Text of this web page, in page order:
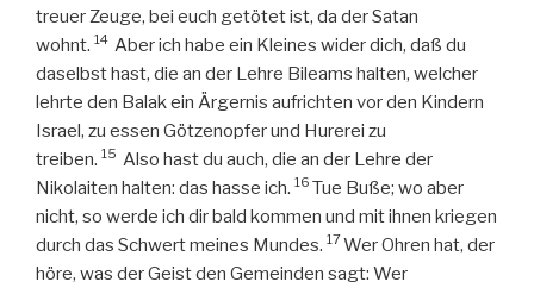
treuer Zeuge, bei euch getötet ist, da der Satan
wohnt. 14 Aber ich habe ein Kleines wider dich, daß du
daselbst hast, die an der Lehre Bileams halten, welcher
lehrte den Balak ein Ärgernis aufrichten vor den Kindern
Israel, zu essen Götzenopfer und Hurerei zu
treiben. 15 Also hast du auch, die an der Lehre der
Nikolaiten halten: das hasse ich. 16 Tue Buße; wo aber
nicht, so werde ich dir bald kommen und mit ihnen kriegen
durch das Schwert meines Mundes. 17Wer Ohren hat, der
höre, was der Geist den Gemeinden sagt: Wer